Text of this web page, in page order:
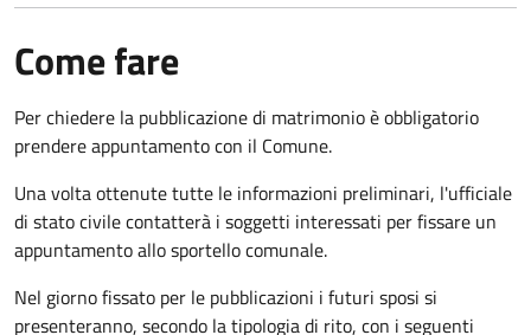
Come fare
Per chiedere la pubblicazione di matrimonio è obbligatorio
prendere appuntamento con il Comune.
Una volta ottenute tutte le informazioni preliminari, l'ufficiale
di stato civile contatterà i soggetti interessati per fissare un
appuntamento allo sportello comunale.
Nel giorno fissato per le pubblicazioni i futuri sposi si
presenteranno, secondo la tipologia di rito, con i seguenti